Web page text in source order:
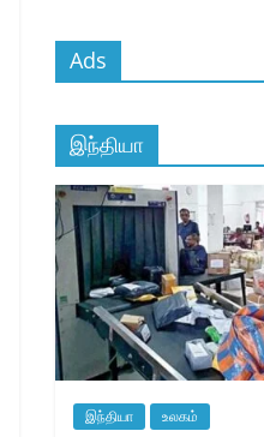
Ads
இந்தியா
இந்தியா உலகம்